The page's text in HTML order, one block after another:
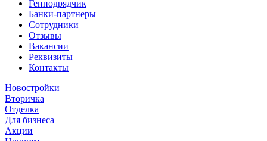
Генподрядчик
Банки-партнеры
Сотрудники
Отзывы
Вакансии
Реквизиты
Контакты
Новостройки
Вторичка
Отделка
Для бизнеса
Акции